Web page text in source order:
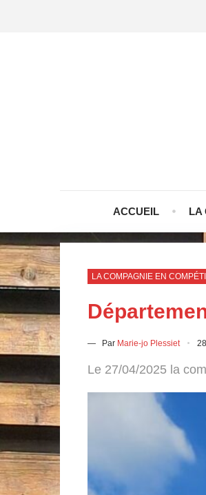
ACCUEIL LA
LA COMPAGNIE EN
— Par Marie-jo Plessiet
Le 27/04/2025 la